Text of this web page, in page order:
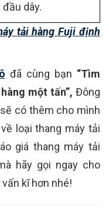
dây.
tải hàng Fuji định
đã cùng bạn “Tìm
một tấn”, Đông
có thêm cho mình
loại thang máy tải
giá thang máy tải
hãy gọi ngay cho
kĩ hơn nhé!